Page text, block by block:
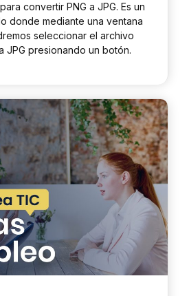
convertir PNG a JPG. Es un
donde mediante una ventana
seleccionar el archivo
JPG presionando un botón.